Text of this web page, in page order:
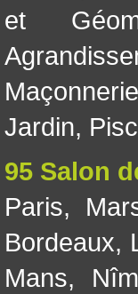
et
Jardin,
95 Salon
Paris,
Bordeaux,
Mans,